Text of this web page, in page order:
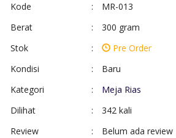
Kode :
MR-013
Berat
:
300 gram
Stok
:
Pre Order
Kondisi
:
Baru
Kategori
:
Meja Rias
Dilihat
:
342 kali
Review
: Belum ada review